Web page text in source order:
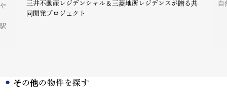
三井不動産レジデンシャル＆三菱地所レジデンスが贈る共
同開発プロジェクト
自
その他の物件を探す